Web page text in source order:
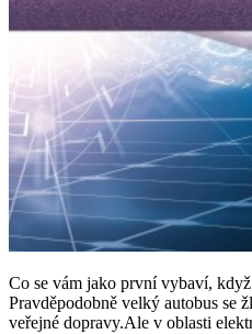
Co se vám jako první vybaví,
Pravděpodobně velký autobus se
veřejné dopravy.Ale v oblasti